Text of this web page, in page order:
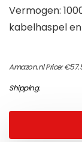
Vermogen:
kabelhaspel
Amazon.nl Price:€
Shipping.